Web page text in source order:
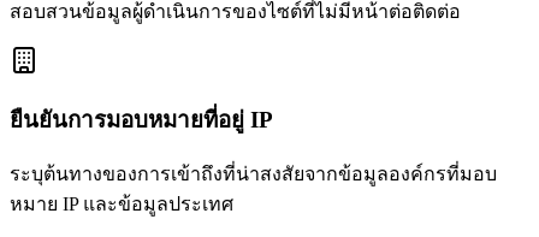
สอบสวนข้อมูลผู้ดำเนินการของไซต์ที่ไม่มีหน้าต่อติดต่อ
ยืนยันการมอบหมายที่อยู่ IP
ระบุต้นทางของการเข้าถึงที่น่าสงสัยจากข้อมูลองค์กรที่มอบ
หมาย IP และข้อมูลประเทศ